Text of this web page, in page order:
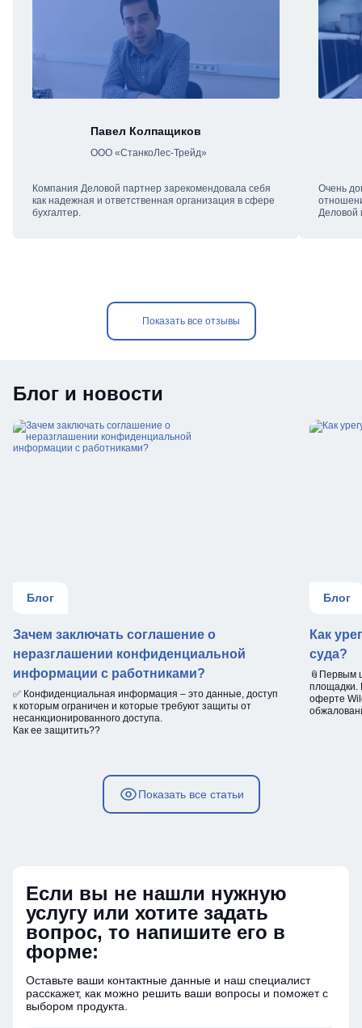
Павел Колпащиков
ООО «СтанкоЛес-Трейд»
Компания Деловой партнер зарекомендовала себя
как надежная и ответственная организация в сфере
бухгалтер.
Очень
Деловой
Показать все отзывы
Блог и новости
Блог
Зачем заключать соглашение о
неразглашении конфиденциальной
информации с работниками?
✅ Конфиденциальная информация – это данные, доступ
к которым ограничен и которые требуют защиты от
несанкционированного доступа.
Как ее защитить??
Блог
Как
суда?
📎Первым
площадки.
оферте
Показать все статьи
Если вы не нашли нужную
услугу или хотите задать
вопрос, то напишите его в
форме:
Оставьте ваши контактные данные и наш специалист
расскажет, как можно решить ваши вопросы и поможет с
выбором продукта.